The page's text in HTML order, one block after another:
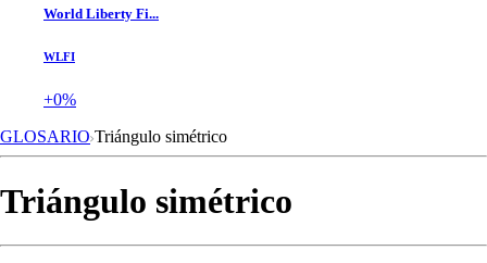
World Liberty Fi...
WLFI
+0%
GLOSARIO Triángulo simétrico
Triángulo simétrico